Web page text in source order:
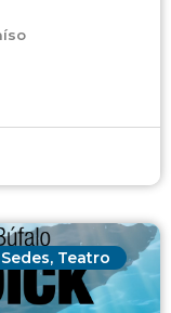
, Teatro